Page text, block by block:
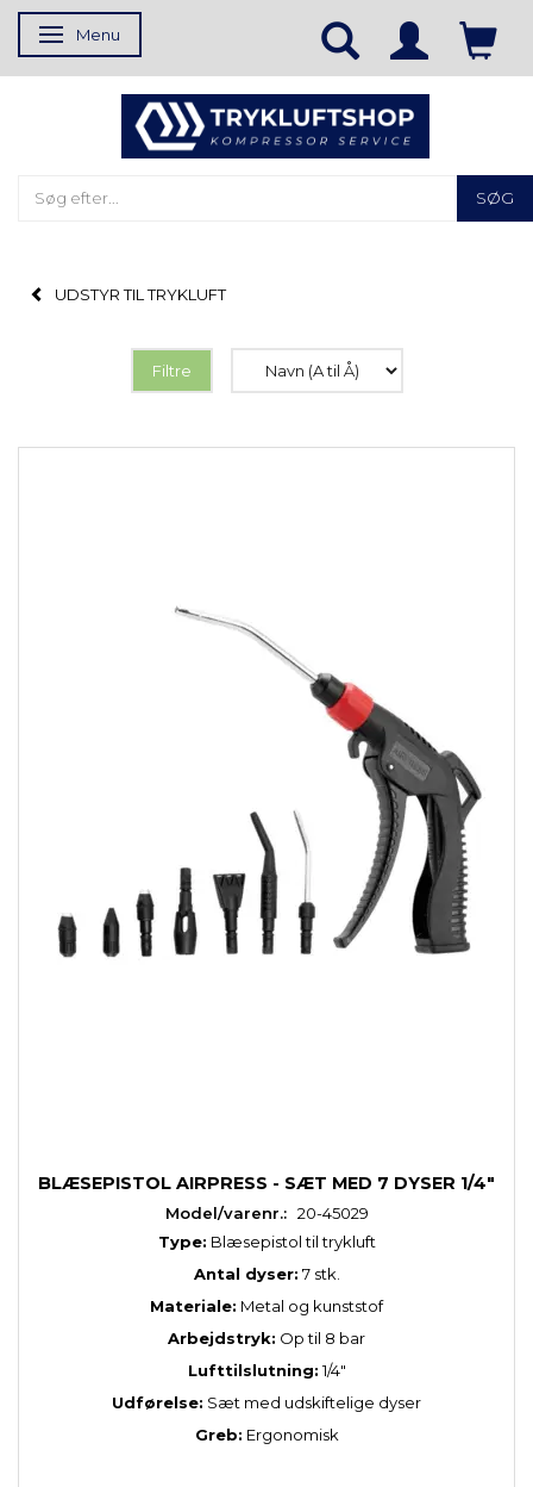
Skifte navigation
Menu
SØG
UDSTYR TIL TRYKLUFT
Filtre
BLÆSEPISTOL AIRPRESS - SÆT MED 7 DYSER 1/4"
Model/varenr.: 20-45029
Type: Blæsepistol til trykluft
Antal dyser: 7 stk.
Materiale: Metal og kunststof
Arbejdstryk: Op til 8 bar
Lufttilslutning:1/4"
Udførelse: Sæt med udskiftelige dyser
Greb: Ergonomisk